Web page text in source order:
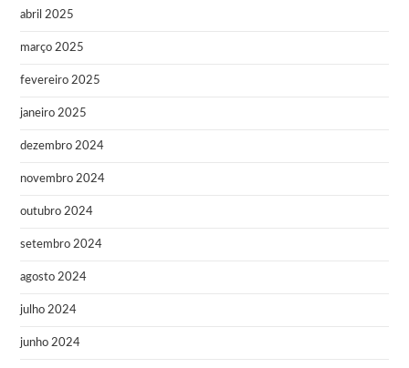
abril 2025
março 2025
fevereiro 2025
janeiro 2025
dezembro 2024
novembro 2024
outubro 2024
setembro 2024
agosto 2024
julho 2024
junho 2024